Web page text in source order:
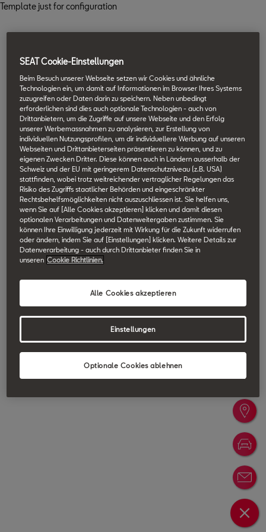
Template just for configuration
SEAT Cookie-Einstellungen
Beim Besuch unserer Webseite setzen wir Cookies und ähnliche
Technologien ein, um damit auf Informationen im Browser Ihres Systems
zuzugreifen oder Daten darin zu speichern. Neben unbedingt
erforderlichen sind dies auch optionale Technologien - auch von
Drittanbietern, um die Zugriffe auf unsere Webseite und den Erfolg
unserer Werbemassnahmen zu analysieren, zur Erstellung von
individuellen Nutzungsprofilen, um dir individuellere Werbung auf unseren
Webseiten und Drittanbieterseiten präsentieren zu können, und zu
eigenen Zwecken Dritter. Diese können auch in Ländern ausserhalb der
Schweiz und der EU mit geringerem Datenschutzniveau (z.B. USA)
stattfinden, wobei trotz weitreichender vertraglicher Regelungen das
Risiko des Zugriffs staatlicher Behörden und eingeschränkter
Rechtsbehelfsmöglichkeiten nicht auszuschliessen ist. Sie helfen uns,
wenn Sie auf [Alle Cookies akzeptieren] klicken und damit diesen
optionalen Verarbeitungen und Datenweitergaben zustimmen. Sie
können Ihre Einwilligung jederzeit mit Wirkung für die Zukunft widerrufen
oder ändern, indem Sie auf [Einstellungen] klicken. Weitere Details zur
Datenverarbeitung - auch durch Drittanbieter finden Sie in
unseren Cookie Richtlinien.
Optionale Cookies ablehnen
Alle Cookies akzeptieren
Einstellungen